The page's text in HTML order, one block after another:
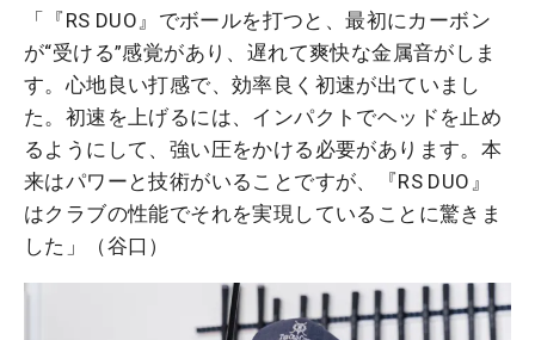
「『RS DUO』でボールを打つと、最初にカーボン
が“受ける”感覚があり、遅れて爽快な金属音がしま
す。心地良い打感で、効率良く初速が出ていまし
た。初速を上げるには、インパクトでヘッドを止め
るようにして、強い圧をかける必要があります。本
来はパワーと技術がいることですが、『RS DUO』
はクラブの性能でそれを実現していることに驚きま
した」（谷口）